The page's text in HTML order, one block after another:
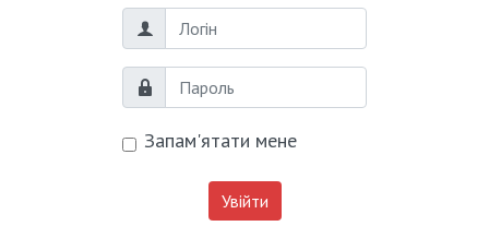
Логін
Пароль
Запам'ятати мене
Увійти